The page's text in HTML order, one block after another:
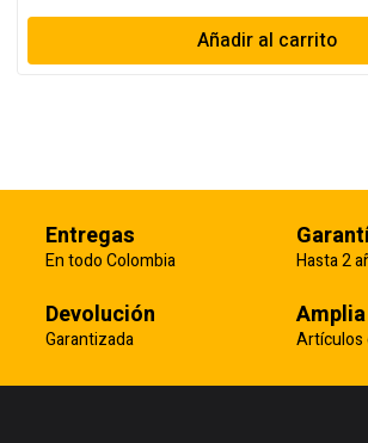
Añadir al carrito
Entregas
En todo Colombia Hasta 2
Devolución
Garantizada Artículos